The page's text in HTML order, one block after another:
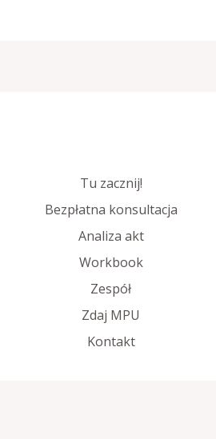
Tu zacznij!
Bezpłatna konsultacja
Analiza akt
Workbook
Zespół
Zdaj MPU
Kontakt